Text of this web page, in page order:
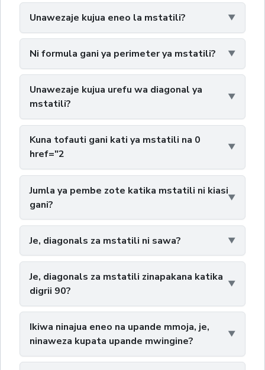
Unawezaje kujua eneo la mstatili?
Ni formula gani ya perimeter ya mstatili?
Unawezaje kujua urefu wa diagonal ya
mstatili?
Kuna tofauti gani kati ya mstatili na 0
href="2
Jumla ya pembe zote katika mstatili ni kiasi
gani?
Je, diagonals za mstatili ni sawa?
Je, diagonals za mstatili zinapakana katika
digrii 90?
Ikiwa ninajua eneo na upande mmoja, je,
ninaweza kupata upande mwingine?